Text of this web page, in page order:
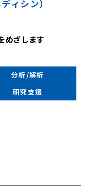
ィシン）
めざします
分析/解析
研究支援